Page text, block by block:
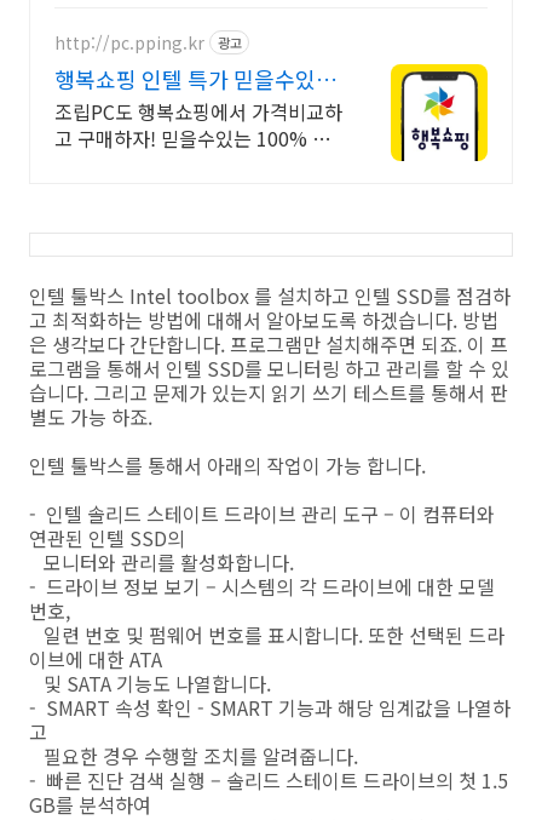
http://pc.pping.kr 광고
행복쇼핑 인텔 특가 믿을수있는
100% 매매보호
조립PC도 행복쇼핑에서 가격비교하
고 구매하자! 믿을수있는 100% 매
인텔 툴박스 Intel toolbox 를 설치하고 인텔 SSD를 점검하
고 최적화하는 방법에 대해서 알아보도록 하겠습니다. 방법
은 생각보다 간단합니다. 프로그램만 설치해주면 되죠. 이 프
로그램을 통해서 인텔 SSD를 모니터링 하고 관리를 할 수 있
습니다. 그리고 문제가 있는지 읽기 쓰기 테스트를 통해서 판
별도 가능 하죠.
인텔 툴박스를 통해서 아래의 작업이 가능 합니다.
- 인텔 솔리드 스테이트 드라이브 관리 도구 – 이 컴퓨터와
연관된 인텔 SSD의
모니터와 관리를 활성화합니다.
- 드라이브 정보 보기 – 시스템의 각 드라이브에 대한 모델
번호,
일련 번호 및 펌웨어 번호를 표시합니다. 또한 선택된 드라
이브에 대한 ATA
및 SATA 기능도 나열합니다.
- SMART 속성 확인 - SMART 기능과 해당 임계값을 나열하
고
필요한 경우 수행할 조치를 알려줍니다.
- 빠른 진단 검색 실행 – 솔리드 스테이트 드라이브의 첫 1.5
GB를 분석하여